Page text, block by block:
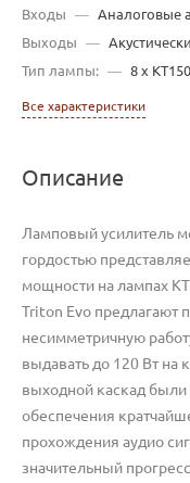
Входы
—
Аналоговые
Выходы
—
Тип лампы: — 8 x
Все характеристики
Описание
Ламповый усилитель
гордостью
мощности на лампах
Triton Evo предлагают
несимметричную
выдавать до 120 Вт на
выходной каскад
обеспечения
прохождения аудио
значительный